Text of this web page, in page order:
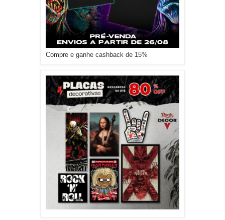
Compre e ganhe cashback de 15%